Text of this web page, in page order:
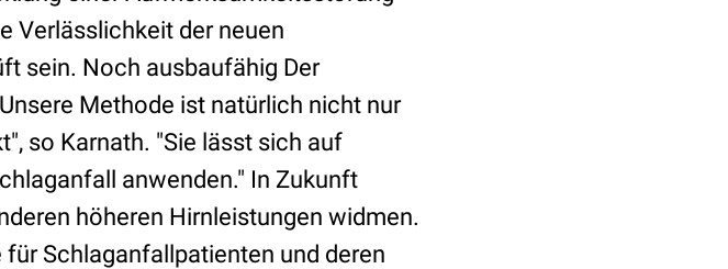
Verlässlichkeit der neuen
sein. Noch ausbaufähig Der
Methode ist natürlich nicht nur
so Karnath. "Sie lässt sich auf
anwenden." In Zukunft
höheren Hirnleistungen widmen.
Schlaganfallpatienten und deren